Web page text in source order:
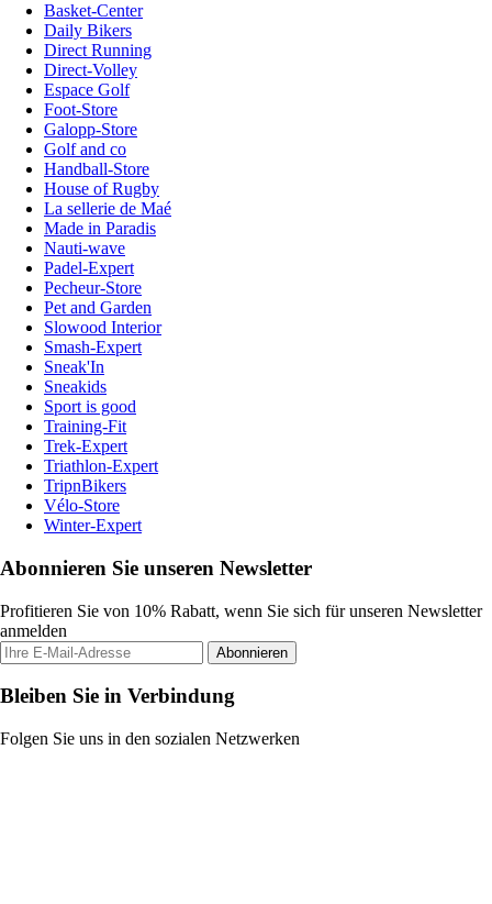
Basket-Center
Daily Bikers
Direct Running
Direct-Volley
Espace Golf
Foot-Store
Galopp-Store
Golf and co
Handball-Store
House of Rugby
La sellerie de Maé
Made in Paradis
Nauti-wave
Padel-Expert
Pecheur-Store
Pet and Garden
Slowood Interior
Smash-Expert
Sneak'In
Sneakids
Sport is good
Training-Fit
Trek-Expert
Triathlon-Expert
TripnBikers
Vélo-Store
Winter-Expert
Abonnieren Sie unseren Newsletter
Profitieren Sie von 10% Rabatt, wenn Sie sich für unseren Newsletter
anmelden
Abonnieren
Bleiben Sie in Verbindung
Folgen Sie uns in den sozialen Netzwerken